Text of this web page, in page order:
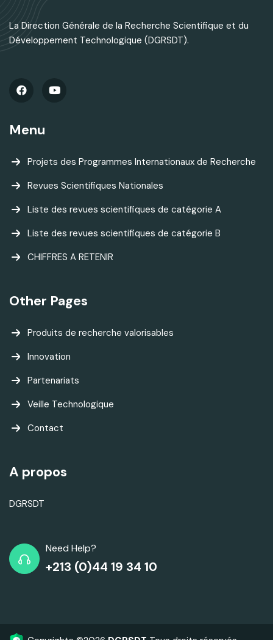
La Direction Générale de la Recherche Scientifique et du
Développement Technologique (DGRSDT).
Menu
Projets des Programmes Internationaux de Recherche
Revues Scientifiques Nationales
Liste des revues scientifiques de catégorie A
Liste des revues scientifiques de catégorie B
CHIFFRES A RETENIR
Other Pages
Produits de recherche valorisables
Innovation
Partenariats
Veille Technologique
Contact
A propos
DGRSDT
Need Help?
+213 (0)44 19 34 10